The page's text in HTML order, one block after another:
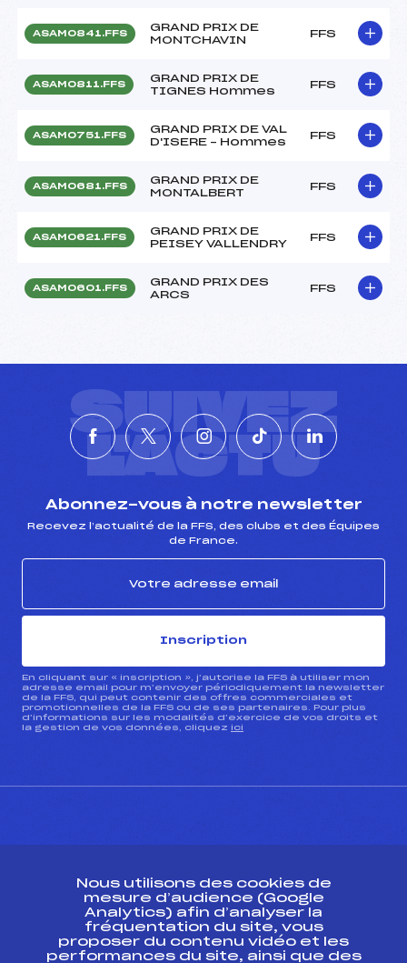
ASAM0841.FFS
GRAND PRIX DE
MONTCHAVIN
FFS
ASAM0811.FFS
GRAND PRIX DE
TIGNES Hommes
FFS
ASAM0751.FFS
GRAND PRIX DE VAL
D'ISERE – Hommes
FFS
ASAM0681.FFS
GRAND PRIX DE
MONTALBERT
FFS
ASAM0621.FFS
GRAND PRIX DE
PEISEY VALLENDRY
FFS
ASAM0601.FFS
GRAND PRIX DES
ARCS
FFS
SUIVEZ
L'ACTU
Abonnez-vous à notre newsletter
Recevez l’actualité de la FFS, des clubs et des Équipes
de France.
Inscription
En cliquant sur « inscription », j’autorise la FFS à utiliser mon
adresse email pour m’envoyer périodiquement la newsletter
de la FFS, qui peut contenir des offres commerciales et
promotionnelles de la FFS ou de ses partenaires. Pour plus
d’informations sur les modalités d’exercice de vos droits et
la gestion de vos données, cliquez ici
ESPACE PRESSE
Ressources
Nous utilisons des cookies de
mesure d’audience (Google
Analytics) afin d’analyser la
fréquentation du site, vous
proposer du contenu vidéo et les
performances du site, ainsi que des